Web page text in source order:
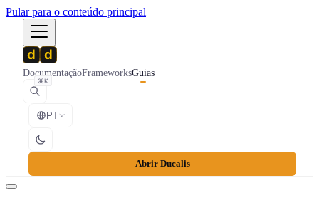
Pular para o conteúdo principal
DocumentaçãoFrameworksGuias
⌘K
PT
Abrir Ducalis